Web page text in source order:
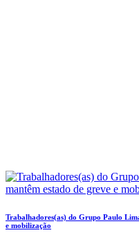
Trabalhadores(as) do Grupo Paulo
e mobilização